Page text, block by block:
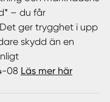
ut på sjön med
noga med ditt
både stil och
ett hem som måste
– du får
ger trygghet i upp
skydd än en
08 Läs mer här